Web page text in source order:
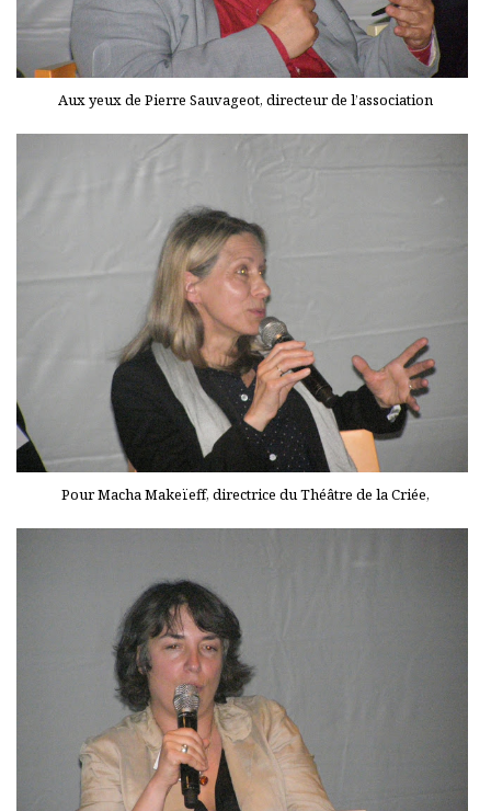
Aux yeux de Pierre Sauvageot, directeur de l’association
Pour Macha Makeïeff, directrice du Théâtre de la Criée,